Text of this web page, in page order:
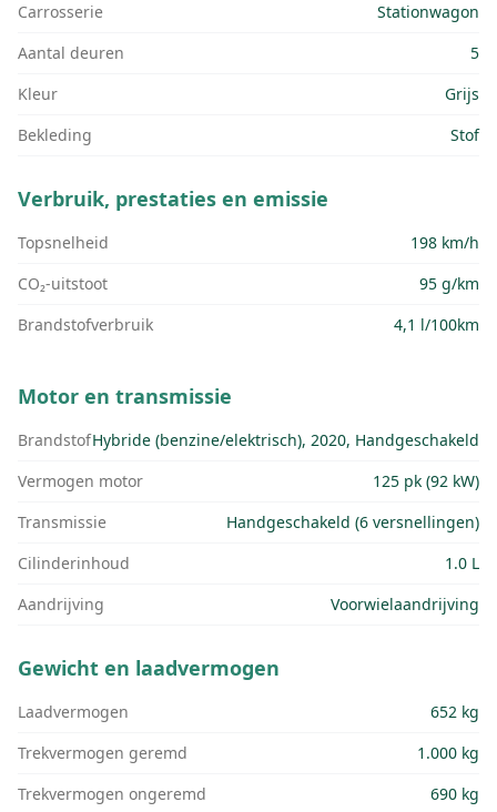
Carrosserie
Stationwagon
Aantal deuren
5
Kleur
Grijs
Bekleding
Stof
Verbruik, prestaties en emissie
Topsnelheid
198 km/h
CO₂-uitstoot
95 g/km
Brandstofverbruik
4,1 l/100km
Motor en transmissie
BrandstofHybride (benzine/elektrisch), 2020, Handgeschakeld
Vermogen motor
125 pk (92 kW)
Transmissie
Handgeschakeld (6 versnellingen)
Cilinderinhoud
1.0 L
Aandrijving
Voorwielaandrijving
Gewicht en laadvermogen
Laadvermogen
652 kg
Trekvermogen geremd
1.000 kg
Trekvermogen ongeremd
690 kg